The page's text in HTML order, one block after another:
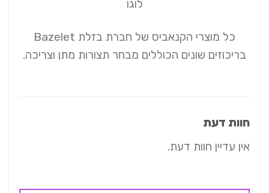
כל מוצרי הקנאביס של חברת בזלת Bazelet
בריכוזים שונים הכוללים מבחר תצורות מתן וצריכה.
חוות דעת
אין עדיין חוות דעת.